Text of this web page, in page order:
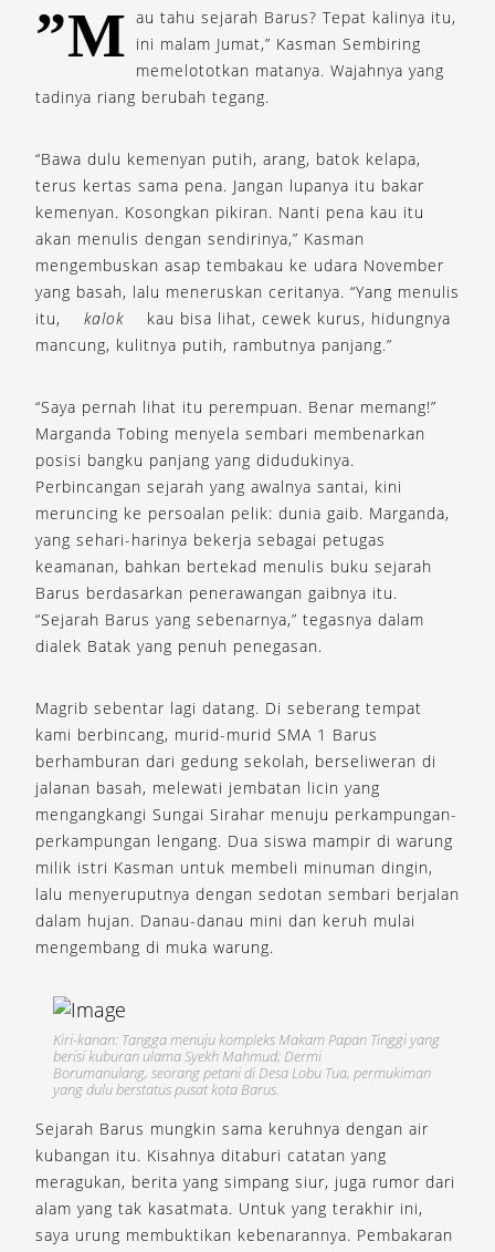
”M au tahu sejarah Barus? Tepat kalinya itu,
ini malam Jumat,” Kasman Sembiring
memelototkan matanya. Wajahnya yang
tadinya riang berubah tegang.
“Bawa dulu kemenyan putih, arang, batok kelapa,
terus kertas sama pena. Jangan lupanya itu bakar
kemenyan. Kosongkan pikiran. Nanti pena kau itu
akan menulis dengan sendirinya,” Kasman
mengembuskan asap tembakau ke udara November
yang basah, lalu meneruskan ceritanya. “Yang menulis
itu,
kalok
kau bisa lihat, cewek kurus, hidungnya
mancung, kulitnya putih, rambutnya panjang.”
“Saya pernah lihat itu perempuan. Benar memang!”
Marganda Tobing menyela sembari membenarkan
posisi bangku panjang yang didudukinya.
Perbincangan sejarah yang awalnya santai, kini
meruncing ke persoalan pelik: dunia gaib. Marganda,
yang sehari-harinya bekerja sebagai petugas
keamanan, bahkan bertekad menulis buku sejarah
Barus berdasarkan penerawangan gaibnya itu.
“Sejarah Barus yang sebenarnya,” tegasnya dalam
dialek Batak yang penuh penegasan.
Magrib sebentar lagi datang. Di seberang tempat
kami berbincang, murid-murid SMA 1 Barus
berhamburan dari gedung sekolah, berseliweran di
jalanan basah, melewati jembatan licin yang
mengangkangi Sungai Sirahar menuju perkampungan-
perkampungan lengang. Dua siswa mampir di warung
milik istri Kasman untuk membeli minuman dingin,
lalu menyeruputnya dengan sedotan sembari berjalan
dalam hujan. Danau-danau mini dan keruh mulai
mengembang di muka warung.
Kiri-kanan: Tangga menuju kompleks Makam Papan Tinggi yang
berisi kuburan ulama Syekh Mahmud; Dermi
Borumanulang, seorang petani di Desa Lobu Tua, permukiman
yang dulu berstatus pusat kota Barus.
Sejarah Barus mungkin sama keruhnya dengan air
kubangan itu. Kisahnya ditaburi catatan yang
meragukan, berita yang simpang siur, juga rumor dari
alam yang tak kasatmata. Untuk yang terakhir ini,
saya urung membuktikan kebenarannya. Pembakaran